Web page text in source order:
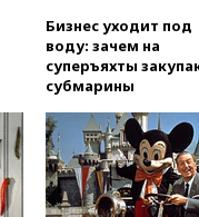
Бизнес уходит под
воду: зачем на
суперъяхты
субмарины